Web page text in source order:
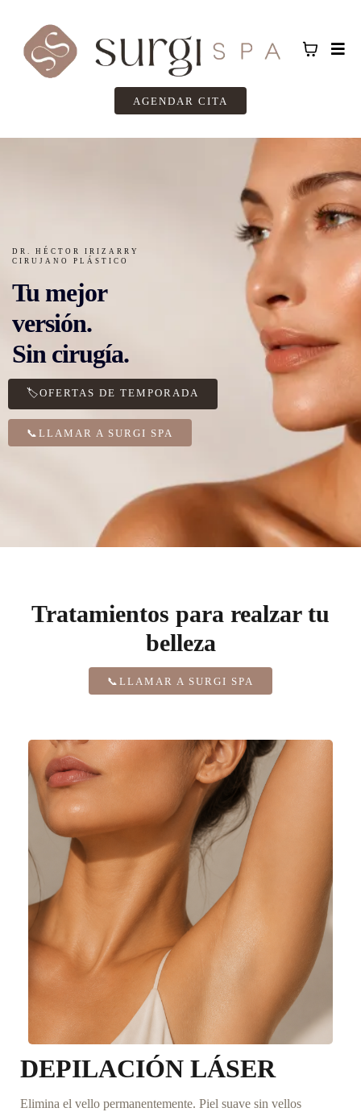
AGENDAR CITA
DR. HÉCTOR IRIZARRY
CIRUJANO PLÁSTICO
Tu mejor
versión.
Sin cirugía.
🏷️OFERTAS DE TEMPORADA
📞LLAMAR A SURGI SPA
Tratamientos para realzar tu
belleza
📞LLAMAR A SURGI SPA
DEPILACIÓN LÁSER
Elimina el vello permanentemente. Piel suave sin vellos